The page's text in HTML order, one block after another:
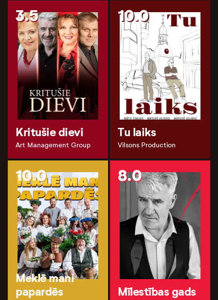
3.5
Kritušie dievi
Art Management Group
10.0
Tu laiks
Vilsons Production
10.0
Meklē mani
papardēs
8.0
Mīlestības gads